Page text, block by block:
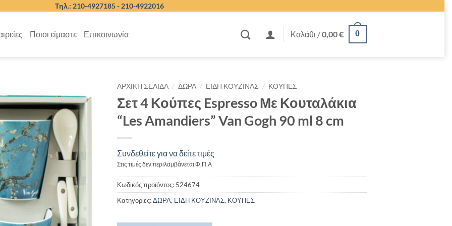
Τηλ.: 210-4927185 - 210-4922016
Ποιοι είμαστε Επικοινωνία Καλάθι /0,00€ 0
ΑΡΧΙΚΉ ΣΕΛΊΔΑ / ΔΩΡΑ / ΕΙΔΗ ΚΟΥΖΙΝΑΣ / ΚΟΥΠΕΣ
Σετ 4 Κούπες Espresso Με Κουταλάκια
“Les Amandiers” Van Gogh 90 ml 8 cm
Συνδεθείτε για να δείτε τιμές
Στις τιμές δεν περιλαμβάνεται Φ.Π.Α
Κωδικός προϊόντος: 524674
Κατηγορίες:ΔΩΡΑ, ΕΙΔΗ ΚΟΥΖΙΝΑΣ, ΚΟΥΠΕΣ